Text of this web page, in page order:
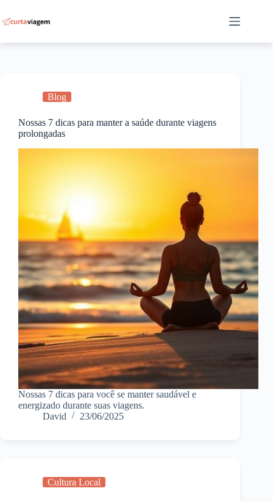
para
o
Blog
Nossas 7 dicas para manter a saúde durante viagens
prolongadas
Nossas 7 dicas para você se manter saudável e
energizado durante suas viagens.
David
23/06/2025
Cultura Local